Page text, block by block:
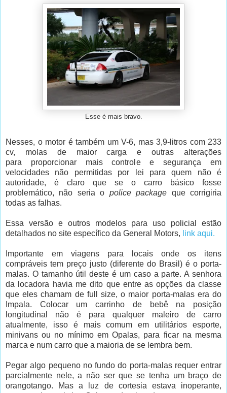
Esse é mais bravo.
Nesses, o motor é também um V-6, mas 3,9-litros com 233
cv, molas de maior carga e outras alterações
para proporcionar mais controle e segurança em
velocidades não permitidas por lei para quem não é
autoridade, é claro que se o carro básico fosse
problemático, não seria o police package que corrigiria
todas as falhas.
Essa versão e outros modelos para uso policial estão
detalhados no site específico da General Motors, link aqui.
Importante em viagens para locais onde os itens
compráveis tem preço justo (diferente do Brasil) é o porta-
malas. O tamanho útil deste é um caso a parte. A senhora
da locadora havia me dito que entre as opções da classe
que eles chamam de full size, o maior porta-malas era do
Impala. Colocar um carrinho de bebê na posição
longitudinal não é para qualquer maleiro de carro
atualmente, isso é mais comum em utilitários esporte,
minivans ou no mínimo em Opalas, para ficar na mesma
marca e num carro que a maioria de se lembra bem.
Pegar algo pequeno no fundo do porta-malas requer entrar
parcialmente nele, a não ser que se tenha um braço de
orangotango. Mas a luz de cortesia estava inoperante,